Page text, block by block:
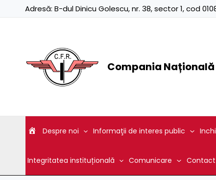
Adresă: B-dul Dinicu Golescu, nr. 38, sector 1, cod
Compania Națională
Despre noi Informaţii de interes public
Integritatea instituțională Comunicare Contact